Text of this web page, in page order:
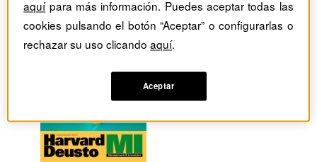
aquípara más información. Puedes aceptar todas las
cookies pulsando el botón “Aceptar” o configurarlas o
rechazar su uso clicandoaquí.
Aceptar